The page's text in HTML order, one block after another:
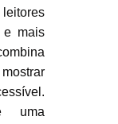
e mais
uma